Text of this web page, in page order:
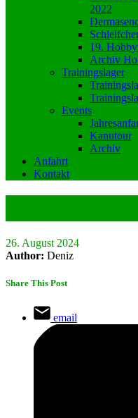
2022
19.
Archiv
Trainingslager
Events
Kanutour
Archiv
Anfahrt
Kontakt
26. August 2024
Author: Deniz
Share This Post
email